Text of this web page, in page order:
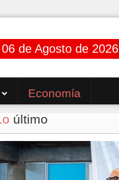
de Agosto de 2026
Economía
último